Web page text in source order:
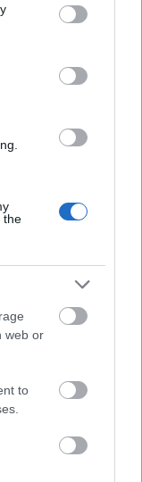
You may click to
party tags to
in below Google
the
web or
to